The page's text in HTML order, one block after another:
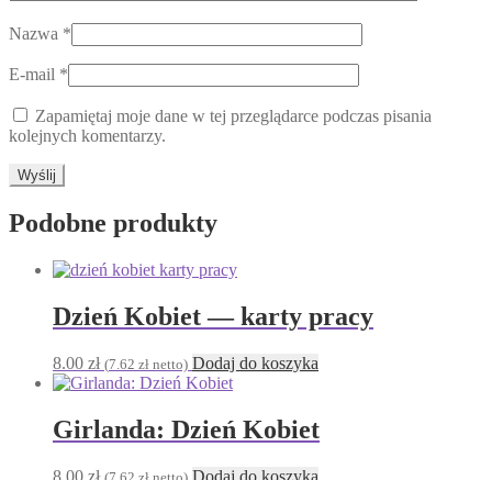
Nazwa *
E-mail *
Zapamiętaj moje dane w tej przeglądarce podczas pisania
kolejnych komentarzy.
Podobne produkty
Dzień Kobiet — karty pracy
8.00 zł (7.62 zł netto) Dodaj do koszyka
Girlanda: Dzień Kobiet
8.00 zł Dodaj do koszyka